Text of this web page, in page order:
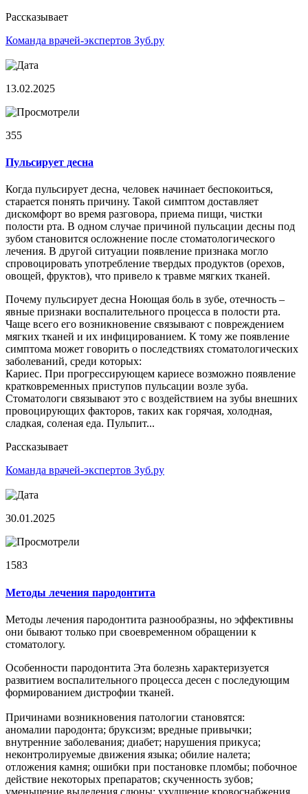
Рассказывает
Команда врачей-экспертов Зуб.ру
13.02.2025
355
Пульсирует десна
Когда пульсирует десна, человек начинает беспокоиться,
старается понять причину. Такой симптом доставляет
дискомфорт во время разговора, приема пищи, чистки
полости рта. В одном случае причиной пульсации десны под
зубом становится осложнение после стоматологического
лечения. В другой ситуации появление признака могло
спровоцировать употребление твердых продуктов (орехов,
овощей, фруктов), что привело к травме мягких тканей.
Почему пульсирует десна Ноющая боль в зубе, отечность –
явные признаки воспалительного процесса в полости рта.
Чаще всего его возникновение связывают с повреждением
мягких тканей и их инфицированием. К тому же появление
симптома может говорить о последствиях стоматологических
заболеваний, среди которых:
Кариес. При прогрессирующем кариесе возможно появление
кратковременных приступов пульсации возле зуба.
Стоматологи связывают это с воздействием на зубы внешних
провоцирующих факторов, таких как горячая, холодная,
сладкая, соленая еда. Пульпит...
Рассказывает
Команда врачей-экспертов Зуб.ру
30.01.2025
1583
Методы лечения пародонтита
Методы лечения пародонтита разнообразны, но эффективны
они бывают только при своевременном обращении к
стоматологу.
Особенности пародонтита Эта болезнь характеризуется
развитием воспалительного процесса десен с последующим
формированием дистрофии тканей.
Причинами возникновения патологии становятся:
аномалии пародонта; бруксизм; вредные привычки;
внутренние заболевания; диабет; нарушения прикуса;
неконтролируемые движения языка; обилие налета;
отложения камня; ошибки при постановке пломбы; побочное
действие некоторых препаратов; скученность зубов;
уменьшение выделения слюны; ухудшение кровоснабжения